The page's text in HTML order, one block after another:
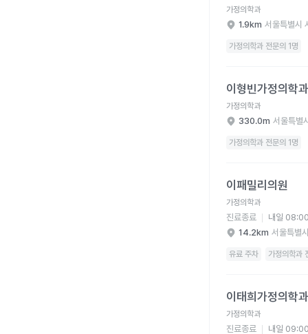
가정의학과
1.9km 서울특별시
가정의학과 전문의 1명
이형빈가정의학
가정의학과
330.0m 서울특별
가정의학과 전문의 1명
이패밀리의원
가정의학과
진료종료
내일
14.2km 서울특별
유료 주차 가정의학과
이태희가정의학
가정의학과
진료종료 내일